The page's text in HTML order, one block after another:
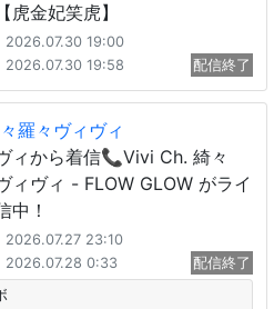
虎金妃笑虎】
2026.07.30 19:00
2026.07.30 19:58 配信終了
羅々ヴィヴィ
ィから着信📞Vivi Ch. 綺々
ィヴィ - FLOW GLOW がライ
中！
2026.07.27 23:10
2026.07.28 0:33
配信終了